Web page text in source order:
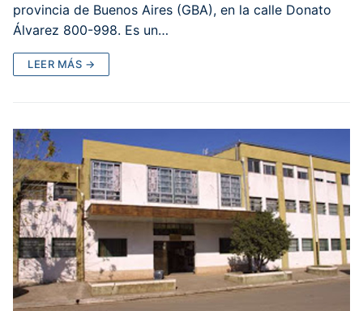
provincia de Buenos Aires (GBA), en la calle Donato
Álvarez 800-998. Es un…
LEER MÁS →